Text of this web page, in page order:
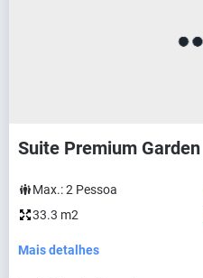
Suite Premium Garden
Max.:2 Pessoa
33.3 m2
Mais detalhes